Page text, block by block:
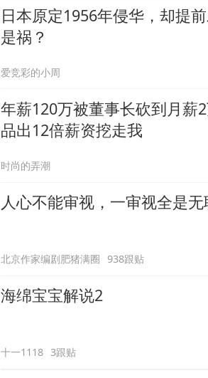
日本原定1956年侵华，却提
是祸？
爱竞彩的小周
年薪120万被董事长砍到月薪
品出12倍薪资挖走我
时尚的弄潮
人心不能审视，一审视全是无
北京作家编剧肥猪满圈 938跟贴
海绵宝宝解说2
十一1118 3跟贴